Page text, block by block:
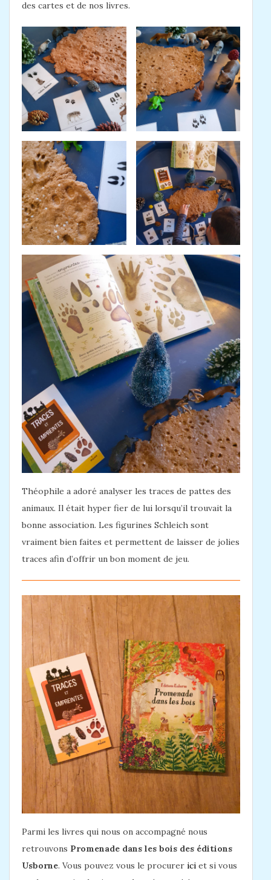
des cartes et de nos livres.
Théophile a adoré analyser les traces de pattes des
animaux. Il était hyper fier de lui lorsqu’il trouvait la
bonne association. Les figurines Schleich sont
vraiment bien faites et permettent de laisser de jolies
traces afin d’offrir un bon moment de jeu.
Parmi les livres qui nous on accompagné nous
retrouvons Promenade dans les bois des éditions
Usborne. Vous pouvez vous le procurer ici et si vous